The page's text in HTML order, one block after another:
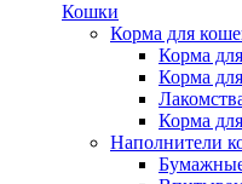
Кошки
Корма для
Корма
Корма
Корма
Наполнители